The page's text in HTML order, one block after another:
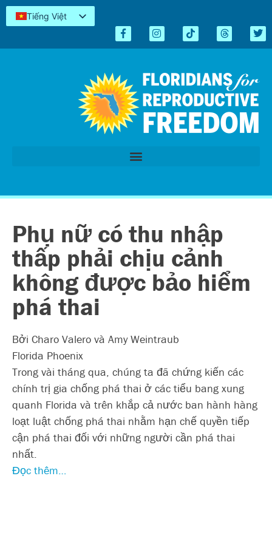
Tiếng Việt
Español
Phụ nữ có thu nhập
thấp phải chịu cảnh
không được bảo hiểm
phá thai
Bởi Charo Valero và Amy Weintraub
Florida Phoenix
Trong vài tháng qua, chúng ta đã chứng kiến các
chính trị gia chống phá thai ở các tiểu bang xung
quanh Florida và trên khắp cả nước ban hành hàng
loạt luật chống phá thai nhằm hạn chế quyền tiếp
cận phá thai đối với những người cần phá thai
nhất.
Đọc thêm…